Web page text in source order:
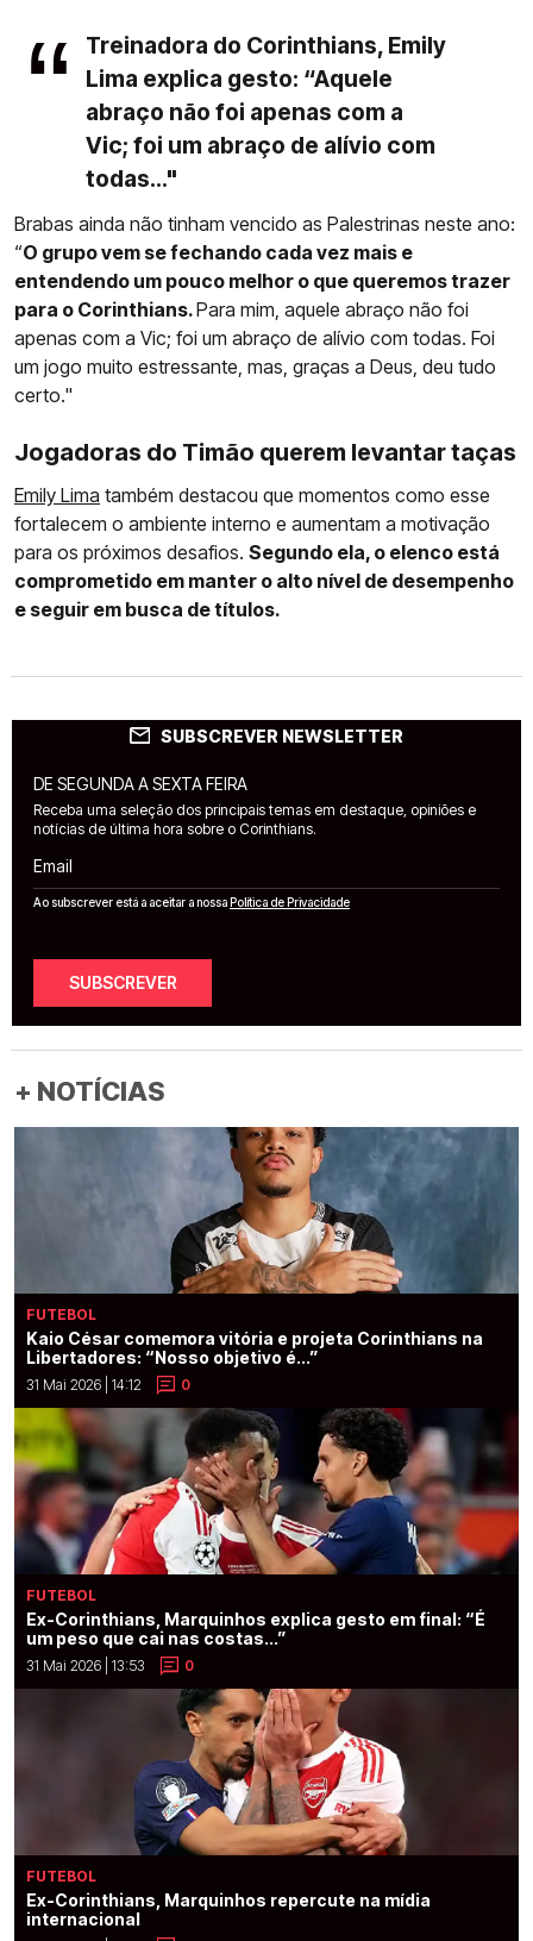
Treinadora do Corinthians, Emily
Lima explica gesto: “Aquele
abraço não foi apenas com a
Vic; foi um abraço de alívio com
todas..."
Brabas ainda não tinham vencido as Palestrinas neste ano:
“O grupo vem se fechando cada vez mais e
entendendo um pouco melhor o que queremos trazer
para o Corinthians.Para mim, aquele abraço não foi
apenas com a Vic; foi um abraço de alívio com todas. Foi
um jogo muito estressante, mas, graças a Deus, deu tudo
certo."
Jogadoras do Timão querem levantar taças
Emily Lima também destacou que momentos como esse
fortalecem o ambiente interno e aumentam a motivação
para os próximos desafios. Segundo ela, o elenco está
comprometido em manter o alto nível de desempenho
e seguir em busca de títulos.
SUBSCREVER NEWSLETTER
DE SEGUNDA A SEXTA FEIRA
Receba uma seleção dos principais temas em destaque, opiniões e
notícias de última hora sobre o Corinthians.
Email
Ao subscrever está a aceitar a nossaPolítica de Privacidade
SUBSCREVER
+ NOTÍCIAS
FUTEBOL
Kaio César comemora vitória e projeta Corinthians na
Libertadores: “Nosso objetivo é...”
31 Mai 2026 | 14:12 0
FUTEBOL
Ex-Corinthians, Marquinhos explica gesto em final: “É
um peso que cai nas costas...”
31 Mai 2026 | 13:53 0
FUTEBOL
Ex-Corinthians, Marquinhos repercute na mídia
internacional